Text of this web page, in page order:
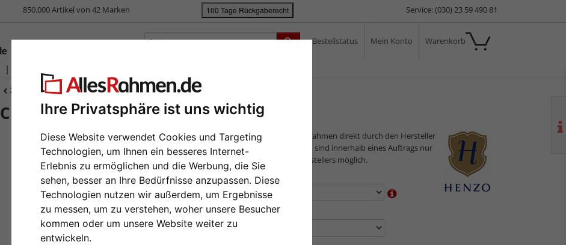
Ihre Privatsphäre ist uns wichtig
Diese Website verwendet Cookies und Targeting
Technologien, um Ihnen ein besseres Internet-
Erlebnis zu ermöglichen und die Werbung, die Sie
sehen, besser an Ihre Bedürfnisse anzupassen. Diese
Technologien nutzen wir außerdem, um Ergebnisse
zu messen, um zu verstehen, woher unsere Besucher
kommen oder um unsere Website weiter zu
entwickeln.
850.000 Artikel von 42 Marken 100 Tage Rückgaberecht Service: (030) 23 59 490 81
Bestellstatus Mein Konto Warenkorb
Zurück |Bilderrahmen-Shop Bilderrahmen Collagerahmen Magnolia
Collagerahmen Magnolia
Da wir die Bilderrahmen direkt durch den Hersteller
ausliefern lassen, sind innerhalb eines Auftrags nur
Artikel eines Herstellers möglich.
Format wählen:
Farbe wählen: